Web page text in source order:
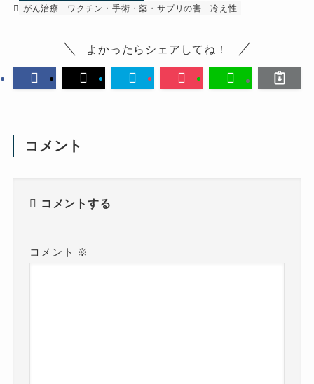
がん治療
ワクチン・手術・薬・サプリの害 冷え性
よかったらシェアしてね！
コメント
コメントする
コメント ※